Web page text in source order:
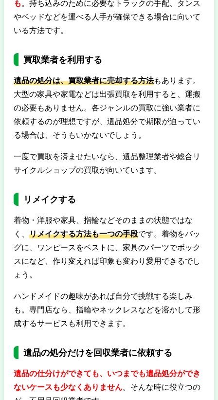
も。持ち込みのために必要なトラックの手配、タンス
やベッドなどを運べる人手が確保できる場合に向いて
いる方法です。
買取業者を利用する
遺品の処分は、買取業者に売却する方法もあります。
大型の家具や家電などは出張買取を利用すると、運搬
の必要もありません。各ジャンルの買取に強い業者に
依頼するのが理想ですが、遺品処分で期限が迫ってい
る場合は、そうもいかないでしょう。
一度で買取を済ませたいなら、遺品整理業者や総合リ
サイクルショップの買取が向いています。
リメイクする
着物・洋服や家具、指輪などそのままの状態ではな
く、 リメイクする方法も一つの手段です。着物をバッ
グに、ワンピースをベストに、家具のパーツでボック
スになど、作り変えれば印象も変わり愛用できるでし
ょう。
ハンドメイドの趣味があれば自分で挑戦する楽しみ
も。専門店なら、指輪やネックレスなどを溶かして形
成するサービスも利用できます。
遺品の処分だけを回収業者に依頼する
遺品の仕分けができても、いつまでも遺品処分ができ
ないケースも少なくありません。そんな時に役立つの